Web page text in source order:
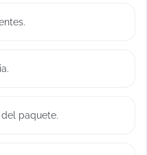
paquete.